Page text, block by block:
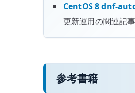
CentOS 8 dnf-
更新運用の関連記事
参考書籍